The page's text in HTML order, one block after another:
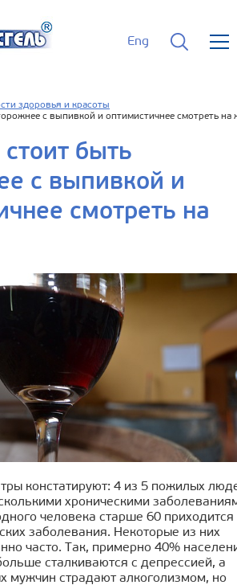
Eng
здоровья и красоты
с выпивкой и оптимистичнее смотреть на
быть
с выпивкой и
смотреть на
констатируют: 4 из 5 пожилых
хроническими
человека старше 60 приходится
заболевания. Некоторые из них
часто. Так, примерно 40%
сталкиваются с депрессией, а
мужчин страдают алкоголизмом, но